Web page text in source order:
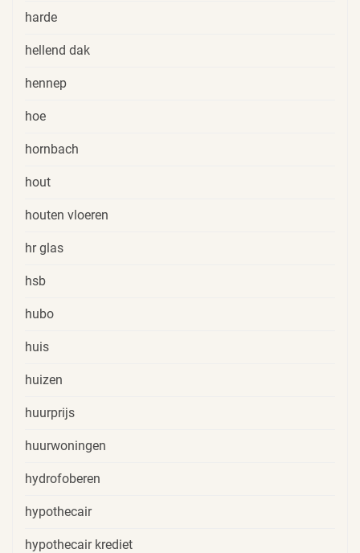
harde
hellend dak
hennep
hoe
hornbach
hout
houten vloeren
hr glas
hsb
hubo
huis
huizen
huurprijs
huurwoningen
hydrofoberen
hypothecair
hypothecair krediet